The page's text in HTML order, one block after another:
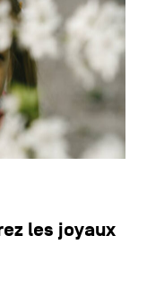
les joyaux